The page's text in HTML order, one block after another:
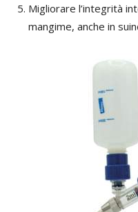
Migliorare l’integrità
mangime, anche in